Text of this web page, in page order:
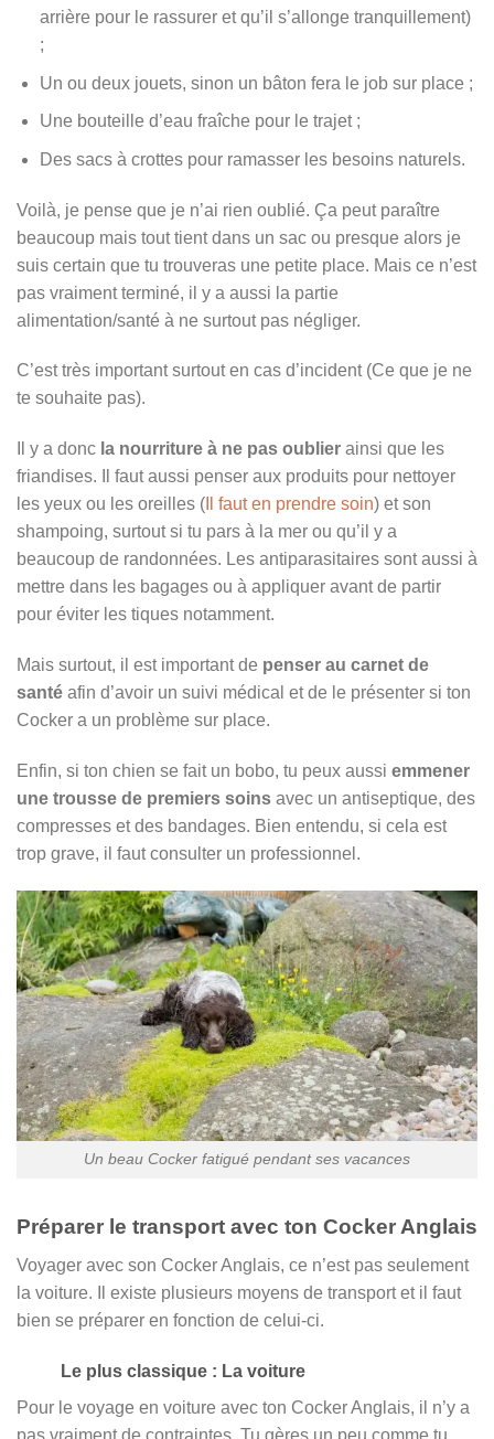
arrière pour le rassurer et qu’il s’allonge tranquillement)
;
Un ou deux jouets, sinon un bâton fera le job sur place ;
Une bouteille d’eau fraîche pour le trajet ;
Des sacs à crottes pour ramasser les besoins naturels.
Voilà, je pense que je n’ai rien oublié. Ça peut paraître
beaucoup mais tout tient dans un sac ou presque alors je
suis certain que tu trouveras une petite place. Mais ce n’est
pas vraiment terminé, il y a aussi la partie
alimentation/santé à ne surtout pas négliger.
C’est très important surtout en cas d’incident (Ce que je ne
te souhaite pas).
Il y a donc la nourriture à ne pas oublier ainsi que les
friandises. Il faut aussi penser aux produits pour nettoyer
les yeux ou les oreilles ( Il faut en prendre soin) et son
shampoing, surtout si tu pars à la mer ou qu’il y a
beaucoup de randonnées. Les antiparasitaires sont aussi à
mettre dans les bagages ou à appliquer avant de partir
pour éviter les tiques notamment.
Mais surtout, il est important de penser au carnet de
santé afin d’avoir un suivi médical et de le présenter si ton
Cocker a un problème sur place.
Enfin, si ton chien se fait un bobo, tu peux aussi emmener
une trousse de premiers soins avec un antiseptique, des
compresses et des bandages. Bien entendu, si cela est
trop grave, il faut consulter un professionnel.
Un beau Cocker fatigué pendant ses vacances
Préparer le transport avec ton Cocker Anglais
Voyager avec son Cocker Anglais, ce n’est pas seulement
la voiture. Il existe plusieurs moyens de transport et il faut
bien se préparer en fonction de celui-ci.
Le plus classique : La voiture
Pour le voyage en voiture avec ton Cocker Anglais, il n’y a
pas vraiment de contraintes. Tu gères un peu comme tu